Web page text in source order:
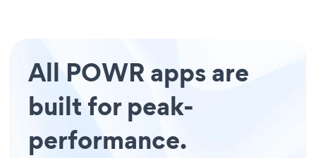
All POWR apps are
built for peak-
performance.